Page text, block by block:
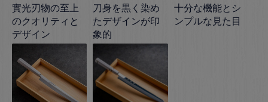
實光刃物の至上
のクオリティと
デザイン
刀身を黒く染め
たデザインが印
象的
十分な機能とシ
ンプルな見た目